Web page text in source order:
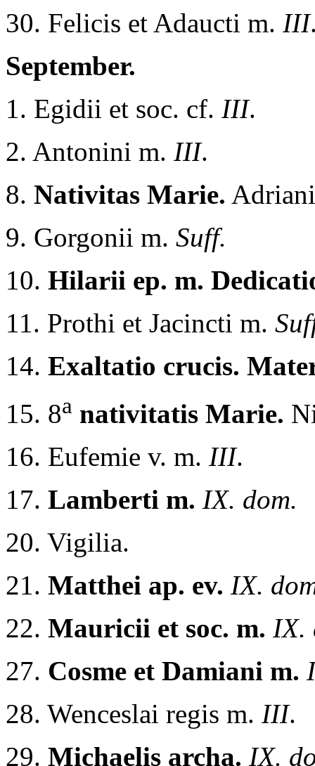
30. Felicis et Adaucti m. III
September.
1. Egidii et soc. cf. III.
2. Antonini m. III.
8. Nativitas Marie.
9. Gorgonii m. Suff.
10. Hilarii ep. m.
11. Prothi et Jacincti m.
14. Exaltatio crucis.
15. 8a nativitatis Marie.
16. Eufemie v. m. III.
17. Lamberti m. IX. dom.
20. Vigilia.
21. Matthei ap. ev. IX.
22. Mauricii et soc. m. IX.
27. Cosme et Damiani m.
28. Wenceslai regis m. III.
29. Michaelis archa. IX.